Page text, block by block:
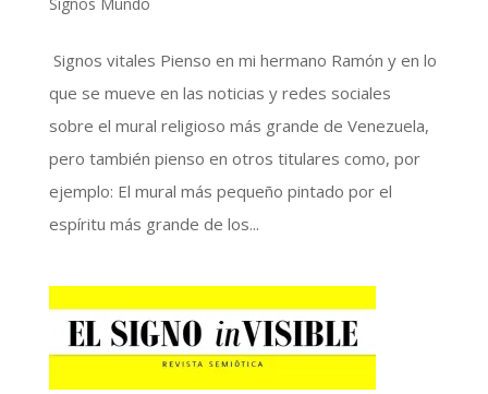
Signos vitales Pienso en mi hermano Ramón y en lo
que se mueve en las noticias y redes sociales
sobre el mural religioso más grande de Venezuela,
pero también pienso en otros titulares como, por
ejemplo: El mural más pequeño pintado por el
espíritu más grande de los...